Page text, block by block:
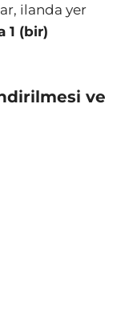
ilanda yer
1 (bir)
ve